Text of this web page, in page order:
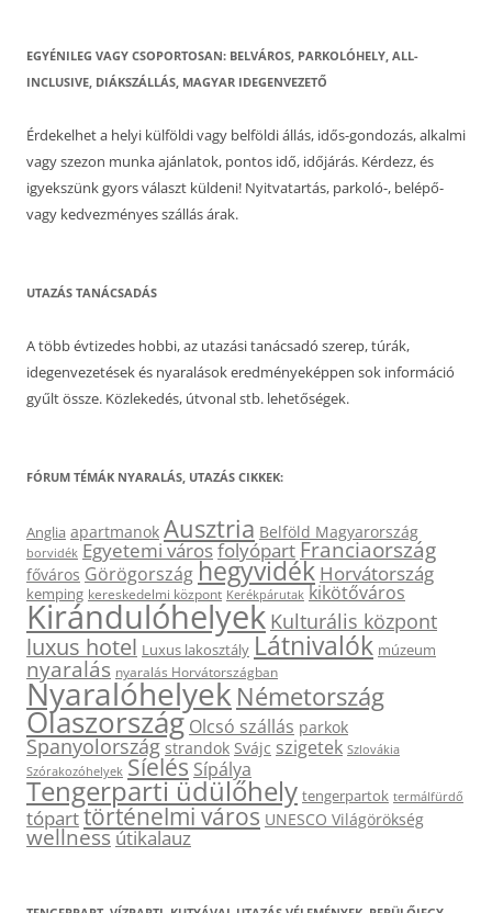
EGYÉNILEG VAGY CSOPORTOSAN: BELVÁROS, PARKOLÓHELY, ALL-
INCLUSIVE, DIÁKSZÁLLÁS, MAGYAR IDEGENVEZETŐ
Érdekelhet a helyi külföldi vagy belföldi állás, idős-gondozás, alkalmi
vagy szezon munka ajánlatok, pontos idő, időjárás. Kérdezz, és
igyekszünk gyors választ küldeni! Nyitvatartás, parkoló-, belépő-
vagy kedvezményes szállás árak.
UTAZÁS TANÁCSADÁS
A több évtizedes hobbi, az utazási tanácsadó szerep, túrák,
idegenvezetések és nyaralások eredményeképpen sok információ
gyűlt össze. Közlekedés, útvonal stb. lehetőségek.
FÓRUM TÉMÁK NYARALÁS, UTAZÁS CIKKEK:
Anglia apartmanok Ausztria Belföld Magyarország
borvidék Egyetemi városfolyópartFranciaország
főváros Görögországhegyvidék Horvátország
kemping kereskedelmi központ Kerékpárutak kikötőváros
Kirándulóhelyek Kulturális központ
luxus hotel Luxus lakosztály Látnivalók múzeum
nyaralás nyaralás Horvátországban
Nyaralóhelyek Németország
Olaszország Olcsó szállás parkok
Spanyolország strandok Svájc szigetek Szlovákia
Szórakozóhelyek Síelés Sípálya
Tengerparti üdülőhely tengerpartok termálfürdő
tóparttörténelmi város UNESCO Világörökség
wellnessútikalauz